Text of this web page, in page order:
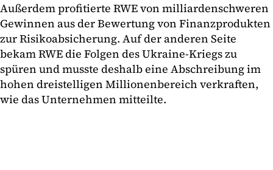
Außerdem profitierte RWE von milliardenschweren
Gewinnen aus der Bewertung von Finanzprodukten
zur Risikoabsicherung. Auf der anderen Seite
bekam RWE die Folgen des Ukraine-Kriegs zu
spüren und musste deshalb eine Abschreibung im
hohen dreistelligen Millionenbereich verkraften,
wie das Unternehmen mitteilte.